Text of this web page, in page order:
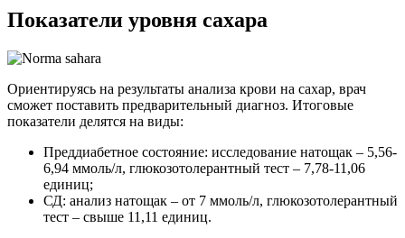
Показатели уровня сахара
Ориентируясь на результаты анализа крови на сахар, врач
сможет поставить предварительный диагноз. Итоговые
показатели делятся на виды:
Преддиабетное состояние: исследование натощак – 5,56-
6,94 ммоль/л, глюкозотолерантный тест – 7,78-11,06
единиц;
СД: анализ натощак – от 7 ммоль/л, глюкозотолерантный
тест – свыше 11,11 единиц.